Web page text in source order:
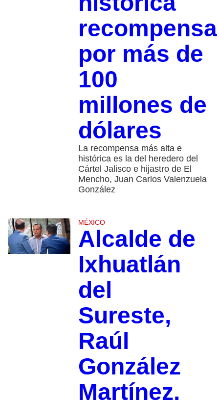
recompensa
por más de
100
millones de
dólares
La recompensa más alta e
histórica es la del heredero del
Cártel Jalisco e hijastro de El
Mencho, Juan Carlos Valenzuela
González
MÉXICO
Alcalde de
Ixhuatlán
del
Sureste,
Raúl
González
Martínez,